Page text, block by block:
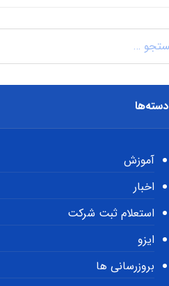
دسته‌ها
آموزش
اخبار
استعلام ثبت شرکت
ایزو
بروزرسانی ها